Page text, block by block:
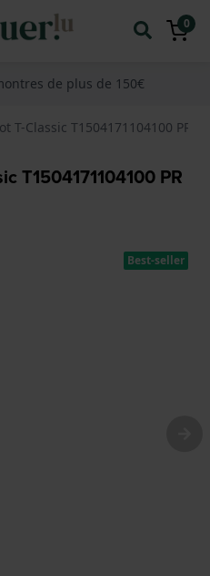
0
de plus de 150€
T-Classic T1504171104100 PR
T1504171104100 PR
Best-seller